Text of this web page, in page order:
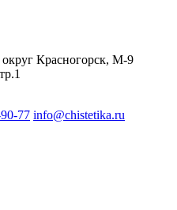
округ Красногорск, М-9
77 info@chistetika.ru